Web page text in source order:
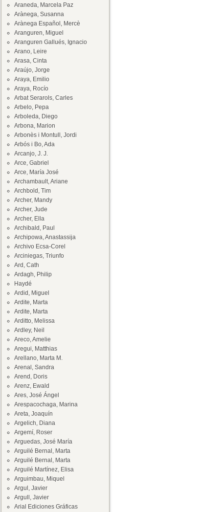
Araneda, Marcela Paz
Arànega, Susanna
Arànega Español, Mercè
Aranguren, Miguel
Aranguren Gallués, Ignacio
Arano, Leire
Arasa, Cinta
Araújo, Jorge
Araya, Emilio
Araya, Rocío
Arbat Serarols, Carles
Arbelo, Pepa
Arboleda, Diego
Arbona, Marion
Arbonès i Montull, Jordi
Arbós i Bo, Ada
Arcanjo, J. J.
Arce, Gabriel
Arce, María José
Archambault, Ariane
Archbold, Tim
Archer, Mandy
Archer, Jude
Archer, Ella
Archibald, Paul
Archipowa, Anastassija
Archivo Ecsa-Corel
Arciniegas, Triunfo
Ard, Cath
Ardagh, Philip
Haydé
Ardid, Miguel
Ardite, Marta
Ardite, Marta
Arditto, Melissa
Ardley, Neil
Areco, Amelie
Aregui, Matthias
Arellano, Marta M.
Arenal, Sandra
Arend, Doris
Arenz, Ewald
Ares, José Ángel
Arespacochaga, Marina
Areta, Joaquín
Argelich, Diana
Argemí, Roser
Arguedas, José María
Arguilé Bernal, Marta
Arguilé Bernal, Marta
Arguilé Martínez, Elisa
Arguimbau, Miquel
Argul, Javier
Argull, Javier
Arial Ediciones Gráficas